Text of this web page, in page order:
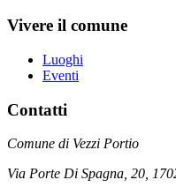
Vivere il comune
Luoghi
Eventi
Contatti
Comune di Vezzi Portio
Via Porte Di Spagna, 20,